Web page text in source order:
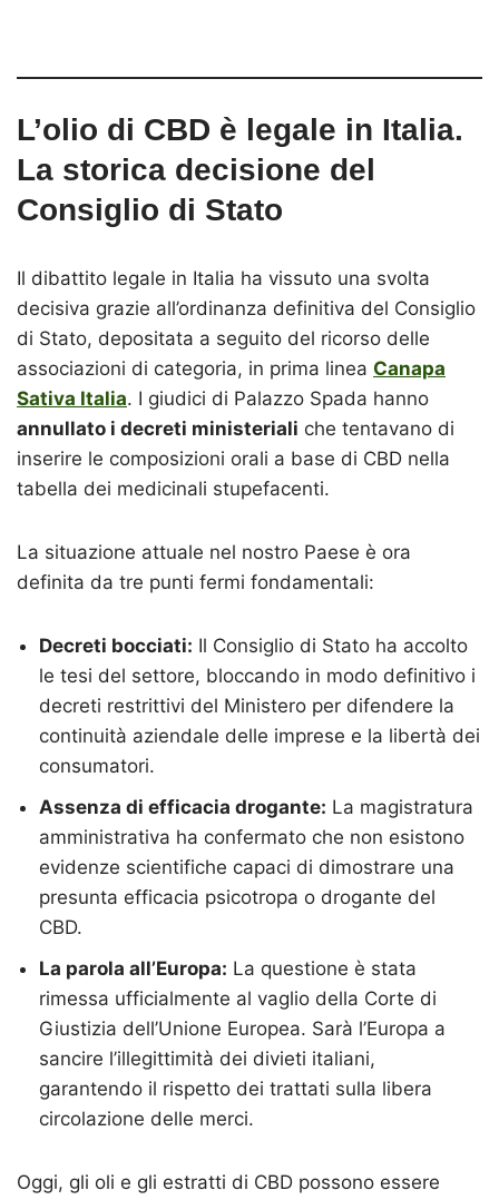
L’olio di CBD è legale in Italia.
La storica decisione del
Consiglio di Stato
Il dibattito legale in Italia ha vissuto una svolta
decisiva grazie all’ordinanza definitiva del Consiglio
di Stato, depositata a seguito del ricorso delle
associazioni di categoria, in prima linea Canapa
Sativa Italia. I giudici di Palazzo Spada hanno
annullato i decreti ministeriali che tentavano di
inserire le composizioni orali a base di CBD nella
tabella dei medicinali stupefacenti.
La situazione attuale nel nostro Paese è ora
definita da tre punti fermi fondamentali:
Decreti bocciati: Il Consiglio di Stato ha accolto
le tesi del settore, bloccando in modo definitivo i
decreti restrittivi del Ministero per difendere la
continuità aziendale delle imprese e la libertà dei
consumatori.
Assenza di efficacia drogante: La magistratura
amministrativa ha confermato che non esistono
evidenze scientifiche capaci di dimostrare una
presunta efficacia psicotropa o drogante del
CBD.
La parola all’Europa: La questione è stata
rimessa ufficialmente al vaglio della Corte di
Giustizia dell’Unione Europea. Sarà l’Europa a
sancire l’illegittimità dei divieti italiani,
garantendo il rispetto dei trattati sulla libera
circolazione delle merci.
Oggi, gli oli e gli estratti di CBD possono essere